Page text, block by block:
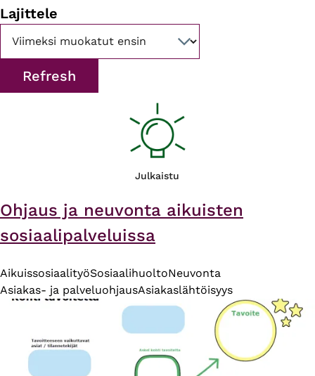
Lajittele
Julkaistu
Ohjaus ja neuvonta aikuisten
sosiaalipalveluissa
AikuissosiaalityöSosiaalihuoltoNeuvonta
Asiakas- ja palveluohjausAsiakaslähtöisyys